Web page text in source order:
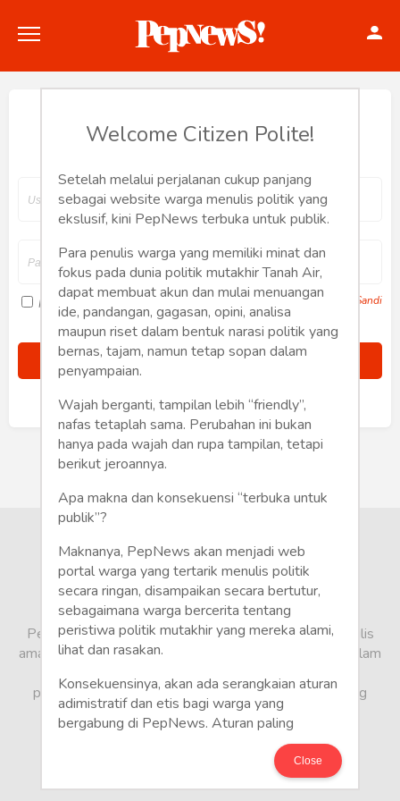
Politik
Hankam
Internasional
Bisnis
Humaniora
Sketsa
Tekno
Gaya
Wisata
Wanita
Hey, Welcome back.
Ingat saya Lupa Sandi
Buat Akun Baru
Welcome Citizen Polite!
Setelah melalui perjalanan cukup panjang
sebagai website warga menulis politik yang
ekslusif, kini PepNews terbuka untuk publik.
Para penulis warga yang memiliki minat dan
fokus pada dunia politik mutakhir Tanah Air,
dapat membuat akun dan mulai menuangan
ide, pandangan, gagasan, opini, analisa
maupun riset dalam bentuk narasi politik yang
bernas, tajam, namun tetap sopan dalam
penyampaian.
Wajah berganti, tampilan lebih “friendly”,
nafas tetaplah sama. Perubahan ini bukan
hanya pada wajah dan rupa tampilan, tetapi
berikut jeroannya.
Apa makna dan konsekuensi “terbuka untuk
publik”?
Maknanya, PepNews akan menjadi web
portal warga yang tertarik menulis politik
secara ringan, disampaikan secara bertutur,
sebagaimana warga bercerita tentang
peristiwa politik mutakhir yang mereka alami,
lihat dan rasakan.
Konsekuensinya, akan ada serangkaian aturan
adimistratif dan etis bagi warga yang
bergabung di PepNews. Aturan paling
mendasar adalah setiap penulis wajib
menggunakan identitas asli sesuai kartu
keterangan penduduk. Demikian juga foto
Close
PepNews.com adalah media warga, tempat bagi penulis
amatir dan profesional menyampaikan berbagai opini dalam
pandang tidak biasa, yang berbeda dari sudut pandang
berita media arus utama.